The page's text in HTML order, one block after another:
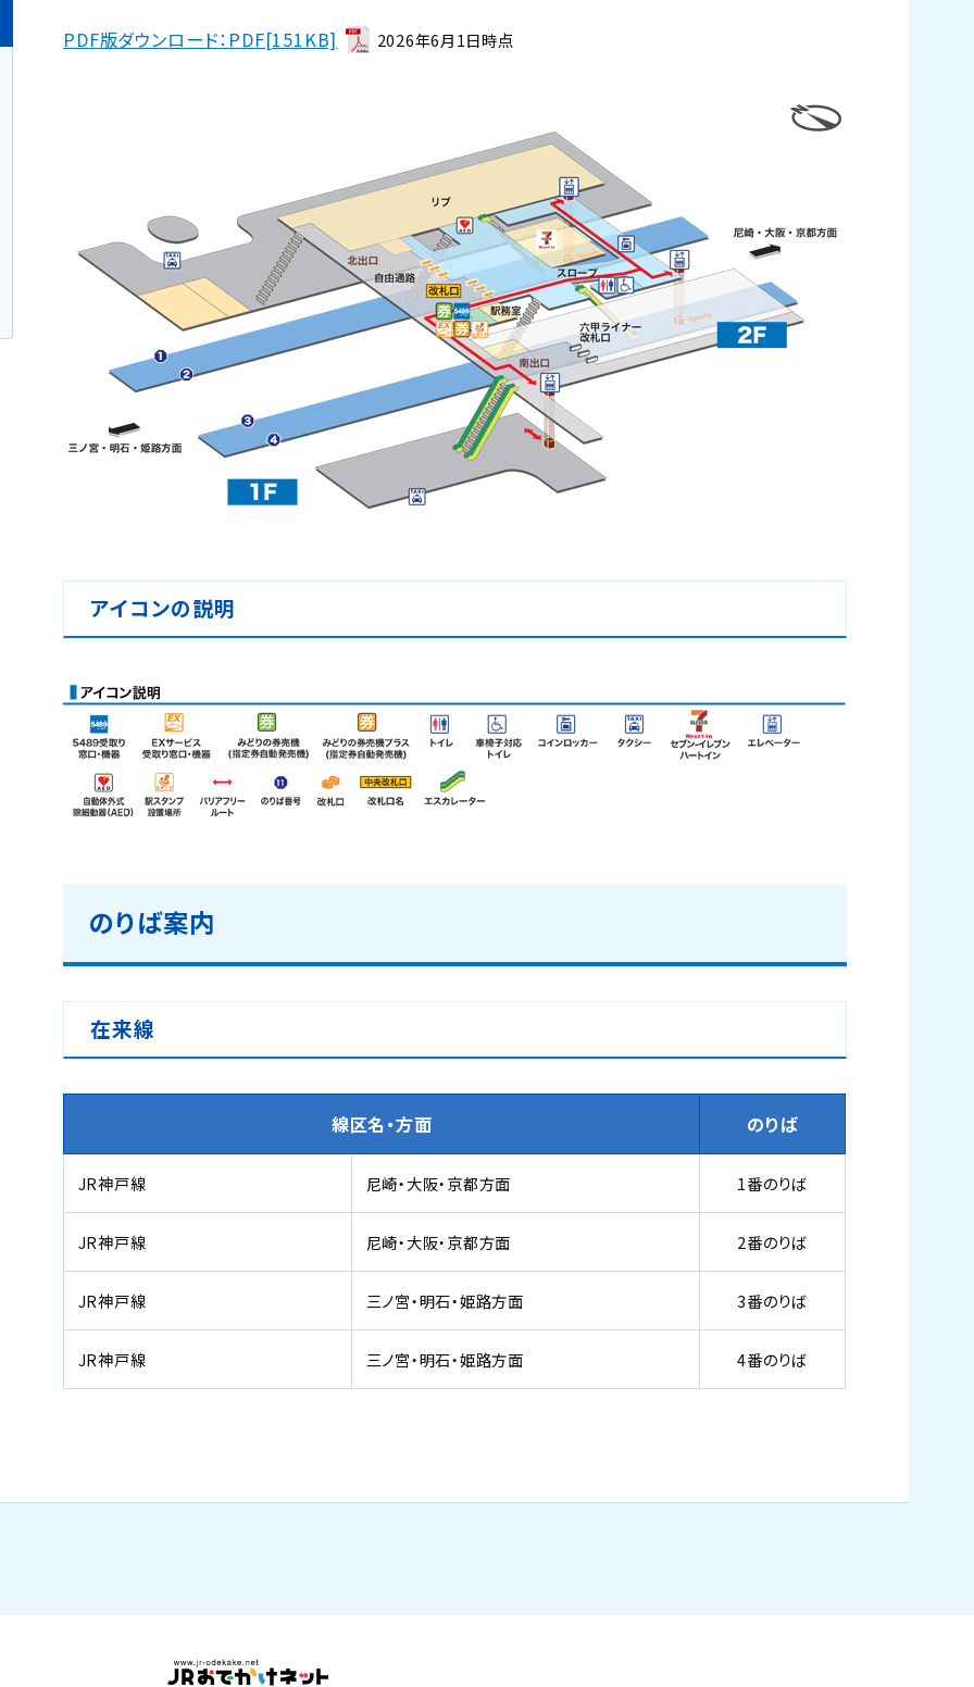
PDF版ダウンロード：PDF[151KB] 2026年6月1日時点
アイコンの説明
のりば案内
在来線
線区名・方面 のりば
JR神戸線 尼崎・大阪・京都方面 1番のりば
JR神戸線 尼崎・大阪・京都方面 2番のりば
JR神戸線 三ノ宮・明石・姫路方面 3番のりば
JR神戸線 三ノ宮・明石・姫路方面 4番のりば